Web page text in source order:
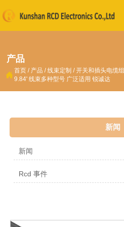
产品
 首页 / 产品 /线束定制 /开关和插头电缆
9.84' 线束多种型号 广泛适用 锐诚达
新闻
新闻
Rcd 事件